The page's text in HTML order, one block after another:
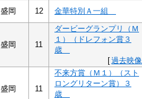
盛岡 12 金華特別Ａ一組
盛岡 11
ダービーグランプリ（Ｍ
１）（ドレフォン賞３
歳
[過去映像
盛岡 11
不来方賞（Ｍ１）（スト
ロングリターン賞）３
歳